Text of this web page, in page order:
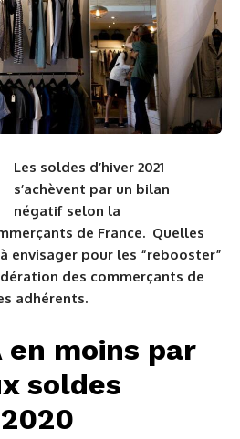
Les soldes d’hiver 2021
s’achèvent par un bilan
négatif selon la
de France. Quelles
envisager pour les “rebooster”
des commerçants de
adhérents.
en moins par
soldes